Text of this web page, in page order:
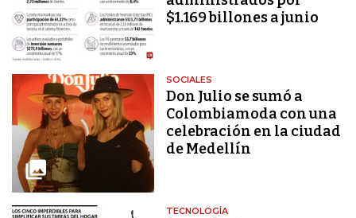
$1.169 billones a junio
SOCIALES
Don Julio se sumó a
Colombiamoda con una
celebración en la ciudad
de Medellín
TECNOLOGÍA